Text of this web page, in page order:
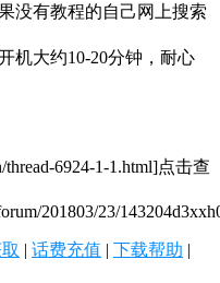
没有教程的自己网上搜索
机大约10-20分钟，耐心
6924-1-1.html]点击查
201803/23/
| 话费充值 | 下载帮助 |